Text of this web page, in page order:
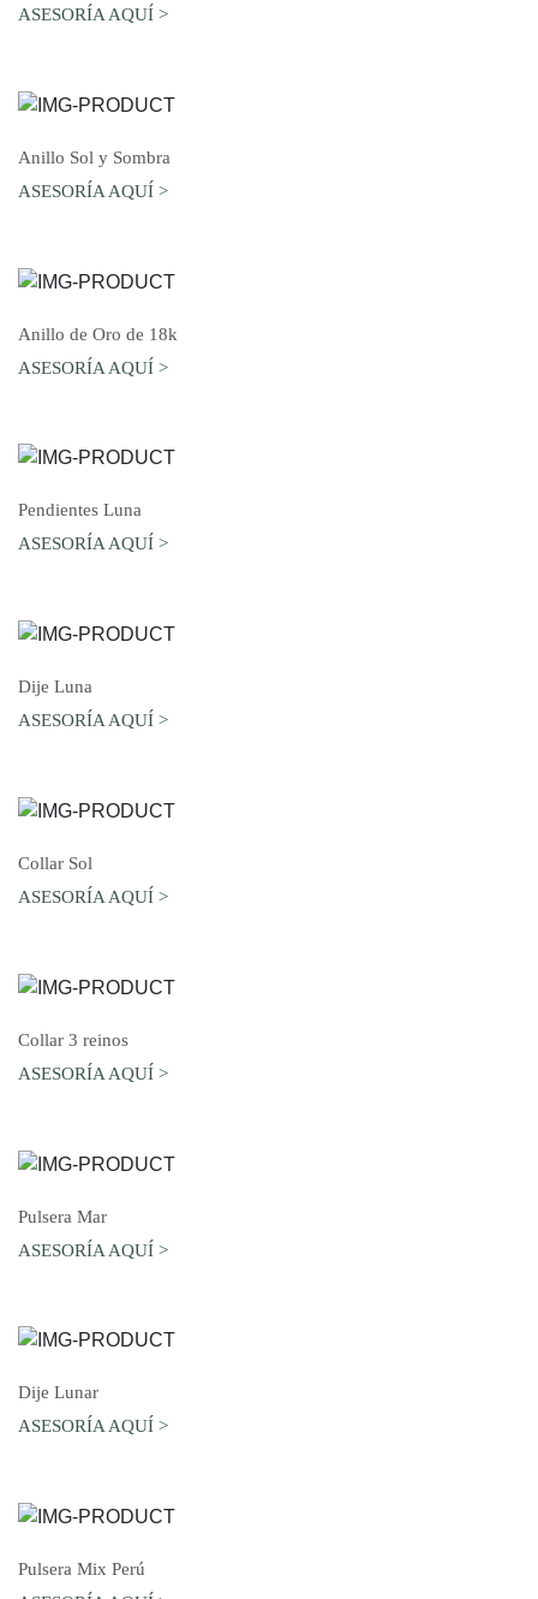
ASESORÍA AQUÍ >
Anillo Sol y Sombra
ASESORÍA AQUÍ >
Anillo de Oro de 18k
ASESORÍA AQUÍ >
Pendientes Luna
ASESORÍA AQUÍ >
Dije Luna
ASESORÍA AQUÍ >
Collar Sol
ASESORÍA AQUÍ >
Collar 3 reinos
ASESORÍA AQUÍ >
Pulsera Mar
ASESORÍA AQUÍ >
Dije Lunar
ASESORÍA AQUÍ >
Pulsera Mix Perú